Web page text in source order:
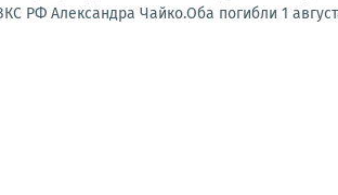
РФ Александра Чайко.Оба погибли 1